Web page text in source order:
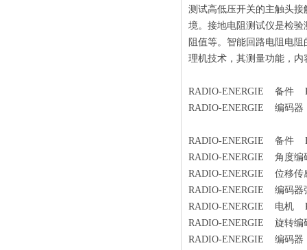
测试高低压开关的主触头
境。接地电阻测试仪是检
阻值等。智能回路电阻电
理机技术，其测量功能，
RADIO-ENERGIE 备件
RADIO-ENERGIE 编码器
RADIO-ENERGIE 备件
RADIO-ENERGIE 角度编
RADIO-ENERGIE 位移传
RADIO-ENERGIE 编码器
RADIO-ENERGIE 电机
RADIO-ENERGIE 旋转编
RADIO-ENERGIE 编码器